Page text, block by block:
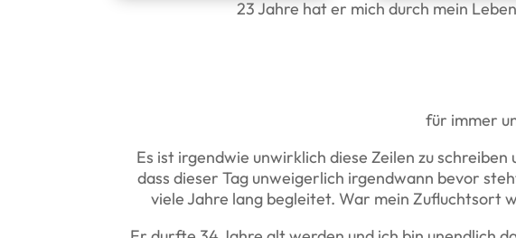
23 Jahre hat er mich durch mein
für immer
Es ist irgendwie unwirklich diese Zeilen zu
dass dieser Tag unweigerlich irgendwann bevor
viele Jahre lang begleitet. War mein Zufluchtsort